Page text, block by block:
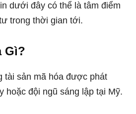
dưới đây có thể là tâm điểm
trong thời gian tới.
Gì?
tài sản mã hóa được phát
hoặc đội ngũ sáng lập tại Mỹ.